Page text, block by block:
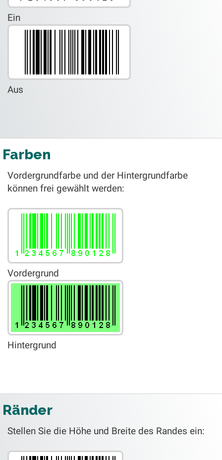
Ein
Aus
Farben
Vordergrundfarbe und der Hintergrundfarbe
können frei gewählt werden:
Vordergrund
Hintergrund
Ränder
Stellen Sie die Höhe und Breite des Randes ein: